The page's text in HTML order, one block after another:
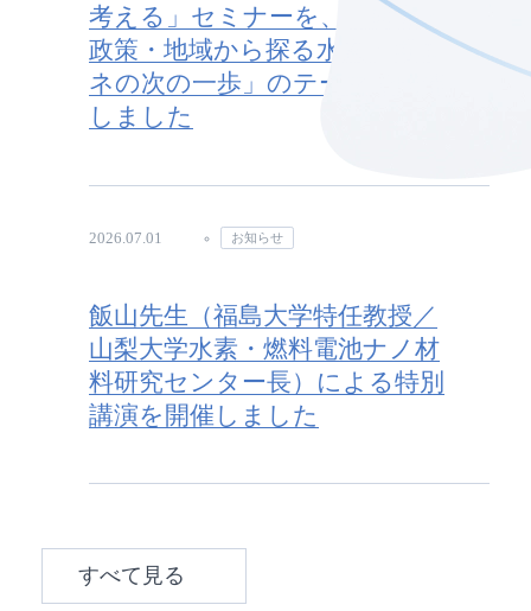
考える」セミナーを、「研究・
政策・地域から探る水素・再エ
ネの次の一歩」のテーマで開催
しました
2026.07.01 お知らせ
飯山先生（福島大学特任教授／
山梨大学水素・燃料電池ナノ材
料研究センター長）による特別
講演を開催しました
すべて見る